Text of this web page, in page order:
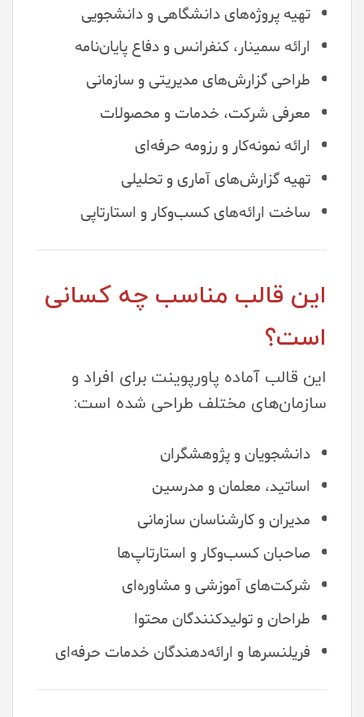
تهیه پروژه‌های دانشگاهی و دانشجویی
ارائه سمینار، کنفرانس و دفاع پایان‌نامه
طراحی گزارش‌های مدیریتی و سازمانی
معرفی شرکت، خدمات و محصولات
ارائه نمونه‌کار و رزومه حرفه‌ای
تهیه گزارش‌های آماری و تحلیلی
ساخت ارائه‌های کسب‌وکار و استارتاپی
این قالب مناسب چه کسانی
است؟
این قالب آماده پاورپوینت برای افراد و
سازمان‌های مختلف طراحی شده است:
دانشجویان و پژوهشگران
اساتید، معلمان و مدرسین
مدیران و کارشناسان سازمانی
صاحبان کسب‌وکار و استارتاپ‌ها
شرکت‌های آموزشی و مشاوره‌ای
طراحان و تولیدکنندگان محتوا
فریلنسرها و ارائه‌دهندگان خدمات حرفه‌ای